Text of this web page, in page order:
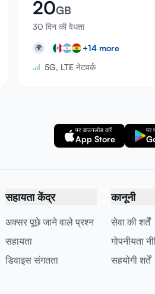
20GB
30 दिन की वैधता
🌍 +14 more
5G, LTE नेटवर्क
पर डाउनलोड करें
App Store
पर
सहायता केंद्र
अक्सर पूछे जाने वाले प्रश्न
सहायता
डिवाइस संगतता
कानूनी
सेवा की शर्तें
गोपनीयता
सहयोगी शर्तें